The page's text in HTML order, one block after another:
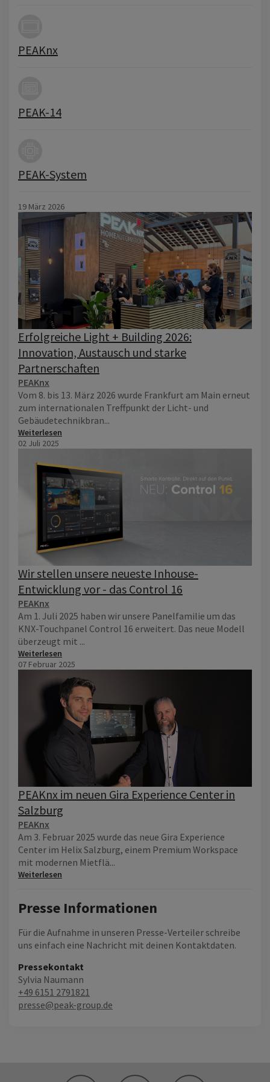
PEAKnx
PEAK-14
PEAK-System
19 März 2026
Erfolgreiche Light + Building 2026:
Innovation, Austausch und starke
Partnerschaften
PEAKnx
Vom 8. bis 13. März 2026 wurde Frankfurt am Main erneut
zum internationalen Treffpunkt der Licht- und
Gebäudetechnikbran...
Weiterlesen
02 Juli 2025
Wir stellen unsere neueste Inhouse-
Entwicklung vor - das Control 16
PEAKnx
Am 1. Juli 2025 haben wir unsere Panelfamilie um das
KNX-Touchpanel Control 16 erweitert. Das neue Modell
überzeugt mit ...
Weiterlesen
07 Februar 2025
PEAKnx im neuen Gira Experience Center in
Salzburg
PEAKnx
Am 3. Februar 2025 wurde das neue Gira Experience
Center im Helix Salzburg, einem Premium Workspace
mit modernen Mietflä...
Weiterlesen
Presse Informationen
Für die Aufnahme in unseren Presse-Verteiler schreibe
uns einfach eine Nachricht mit deinen Kontaktdaten.
Pressekontakt
Sylvia Naumann
+49 6151 2791821
presse@peak-group.de